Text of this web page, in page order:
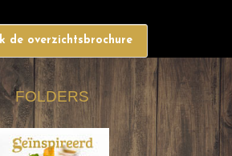
de overzichtsbrochure
FOLDERS